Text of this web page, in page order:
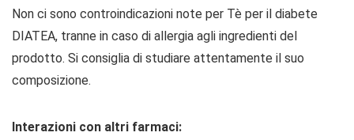
Non ci sono controindicazioni note per Tè per il diabete
DIATEA, tranne in caso di allergia agli ingredienti del
prodotto. Si consiglia di studiare attentamente il suo
composizione.
Interazioni con altri farmaci: